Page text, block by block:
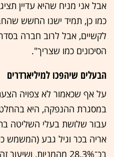
אבל אני מניח שהיא עדיין
כמו כן, תמיד ישנו החשש
לקשיים, אבל לרוב חברה
הסיכונים כמו שצריך".
הבעלים שיהפכו למיליארדרים
על אף שכאמור לא צפויה
במסגרת ההנפקה, היא
עבור שלושת בעלי השליטה
אריה בכר וגיל גבע (המשמש
בכ־28.3% מהמניות,